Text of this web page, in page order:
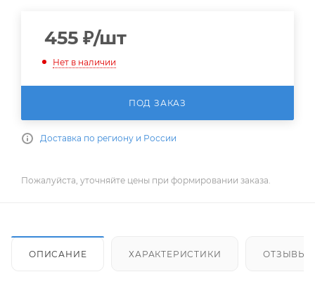
455 ₽/шт
Нет в наличии
ПОД ЗАКАЗ
Доставка по региону и России
Пожалуйста, уточняйте цены при формировании заказа.
ОПИСАНИЕ ХАРАКТЕРИСТИКИ ОТЗЫВЫ